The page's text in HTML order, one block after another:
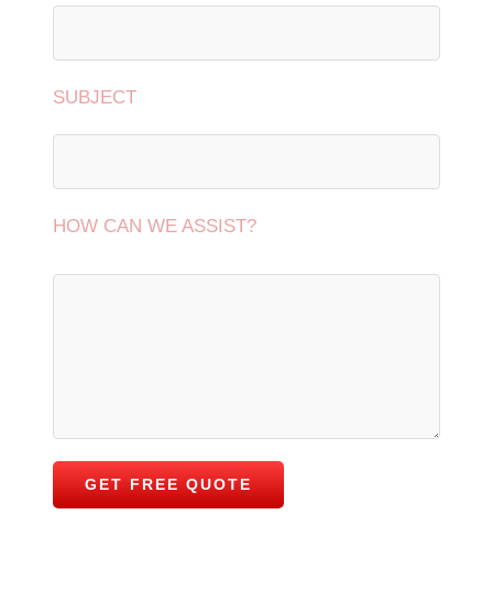
SUBJECT
HOW CAN WE ASSIST?